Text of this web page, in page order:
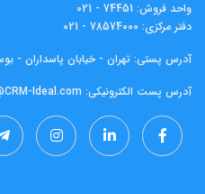
واحد فروش: 74451 - 021
دفتر مرکزی: 78574000 - 021
آدرس پستی: تهران - خیابان پاسداران - بوستان
آدرس پست الکترونیکی: Ideal.com